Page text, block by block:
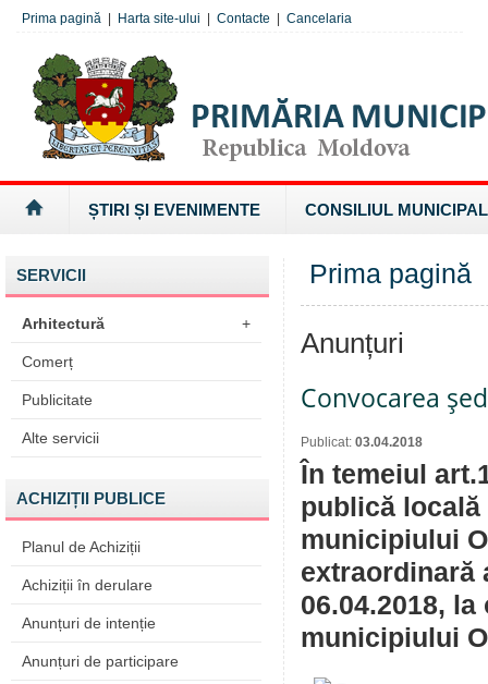
Prima pagină Harta site-ului Contacte Cancelaria
ȘTIRI ȘI EVENIMENTE CONSILIUL MUNICIPAL
SERVICII
Arhitectură +
Comerț
Publicitate
Alte servicii
ACHIZIȚII PUBLICE
Planul de Achiziții
Achiziții în derulare
Anunțuri de intenție
Anunțuri de participare
Prima pagină
Anunțuri
Convocarea
Publicat: 03.04.2018
În temeiul
publică locală
municipiului
extraordinară
06.04.2018,
municipiului